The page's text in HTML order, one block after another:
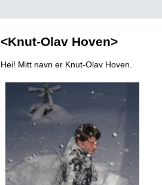
<Knut-Olav Hoven>
Hei! Mitt navn er Knut-Olav Hoven.